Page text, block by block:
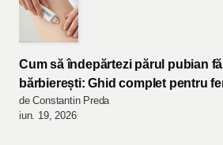
Cum să îndepărtezi părul pubian
bărbierești: Ghid complet pentru
de Constantin Preda
iun. 19, 2026